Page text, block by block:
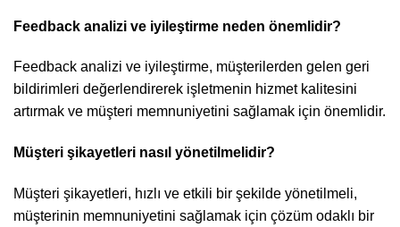
Feedback analizi ve iyileştirme neden önemlidir?
Feedback analizi ve iyileştirme, müşterilerden gelen geri
bildirimleri değerlendirerek işletmenin hizmet kalitesini
artırmak ve müşteri memnuniyetini sağlamak için önemlidir.
Müşteri şikayetleri nasıl yönetilmelidir?
Müşteri şikayetleri, hızlı ve etkili bir şekilde yönetilmeli,
müşterinin memnuniyetini sağlamak için çözüm odaklı bir